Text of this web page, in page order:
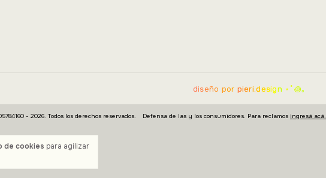
de cookies para agilizar
diseño por pieri.design ⋆˚꩜｡
- 2026. Todos los derechos reservados. Defensa de las y los consumidores. Para reclamos ingresá acá.